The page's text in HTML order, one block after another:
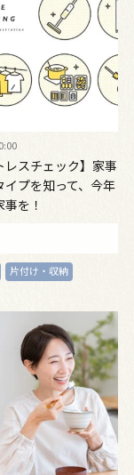
レスチェック】家事
イプを知って、今年
を！
片付け・収納